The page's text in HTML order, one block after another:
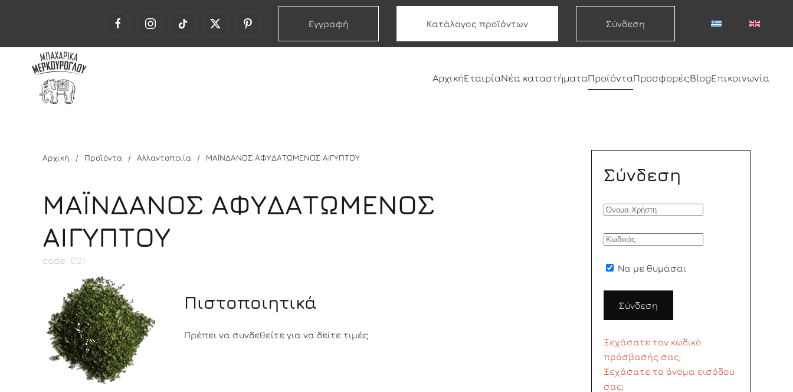
Εγγραφή Κατάλογος προϊόντων Σύνδεση
ΑρχικήΕταιρίαΝέα καταστήματαΠροϊόνταΠροσφορέςBlogΕπικοινωνία
Αρχική Προϊόντα Αλλαντοποιία ΜΑΪΝΔΑΝΟΣ ΑΦΥΔΑΤΩΜΕΝΟΣ ΑΙΓΥΠΤΟΥ
ΜΑΪΝΔΑΝΟΣ ΑΦΥΔΑΤΩΜΕΝΟΣ
ΑΙΓΥΠΤΟΥ
code: 621
Πιστοποιητικά
Πρέπει να συνδεθείτε για να δείτε τιμές
Σύνδεση
Να με θυμάσαι
Σύνδεση
Ξεχάσατε τον κωδικό
πρόσβασής σας;
Ξεχάσατε το όνομα εισόδου
σας;